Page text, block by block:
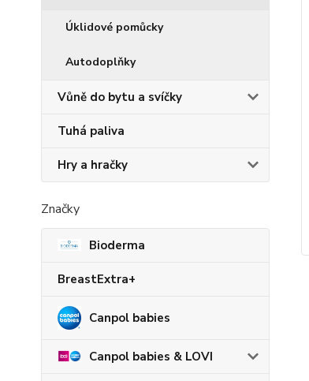
Úklidové pomůcky
Autodoplňky
Vůně do bytu a svíčky
Tuhá paliva
Hry a hračky
Značky
Bioderma
BreastExtra+
Canpol babies
Canpol babies & LOVI